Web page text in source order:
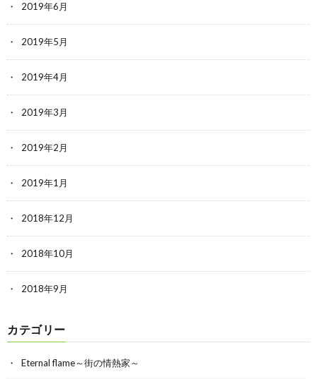
2019年6月
2019年5月
2019年4月
2019年3月
2019年2月
2019年1月
2018年12月
2018年10月
2018年9月
カテゴリー
Eternal flame～街の情熱家～